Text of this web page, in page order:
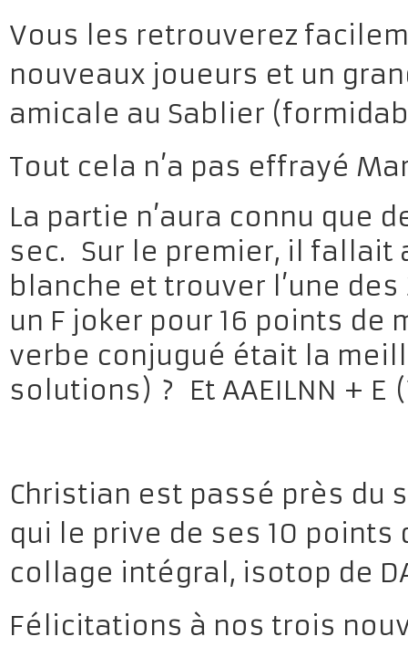
Vous les retrouverez
nouveaux joueurs et un
amicale au Sablier
Tout cela n’a pas effrayé
La partie n’aura connu que
sec. Sur le premier, il fallait
blanche et trouver l’une
un F joker pour 16 points
verbe conjugué était la
solutions) ? Et AAEILNN + E
Christian est passé près du
qui le prive de ses 10
collage intégral, isotop de
Félicitations à nos trois